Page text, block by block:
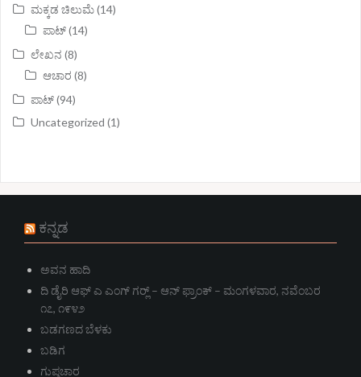
ಮಕ್ಕಡ ಚಿಲುಮೆ(14)
ಪಾಟ್(14)
ಲೇಖನ (8)
ಆಚಾರ (8)
ಪಾಟ್(94)
Uncategorized (1)
ಕನ್ನಡ
ಅವನ ಹಾದಿ
ದಿ ಡೈರಿ ಆಫ್ ಎ ಎಂಗ್ ಗರ್‍ಲ್ – ಆನ್‌ ಫ್ರಾಂಕ್ – ಮಂಗಳವಾರ, ನವೆಂಬರ
೧೭, ೧೯೪೨
ಬಡಗಣದ ಬೆಳಕು
ಬಡಿಗ
ಗುಪ್ತಚಾರ